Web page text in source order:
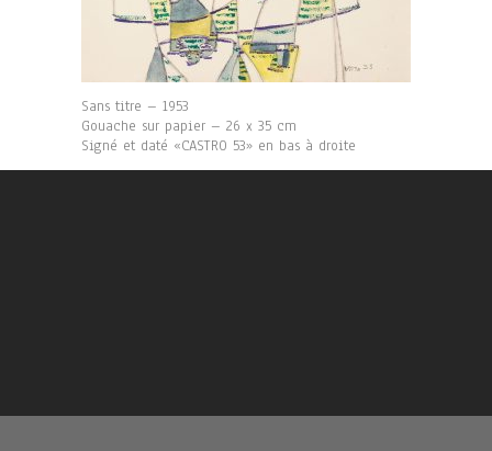
Sans titre – 1953
Gouache sur papier – 26 x 35 cm
Signé et daté «CASTRO 53» en bas à droite